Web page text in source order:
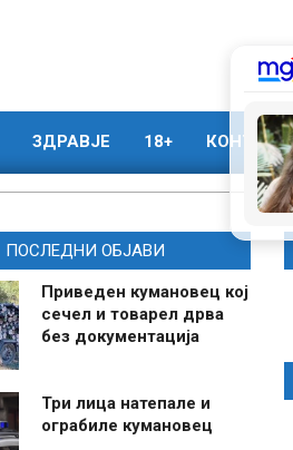
ЗДРАВЈЕ 18+ КОНТАКТ
ПОСЛЕДНИ ОБЈАВИ
Приведен кумановец кој
сечел и товарел дрва
без документација
Три лица натепале и
ограбиле кумановец